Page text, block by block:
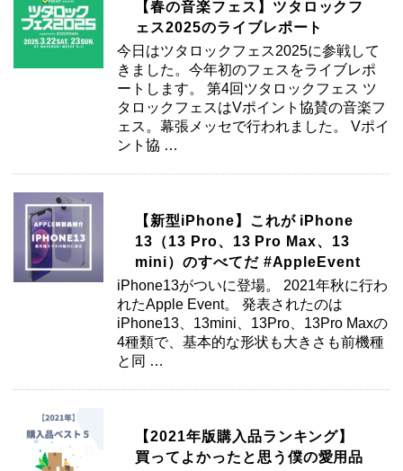
【春の音楽フェス】ツタロックフ
ェス2025のライブレポート
今日はツタロックフェス2025に参戦して
きました。今年初のフェスをライブレポ
ートします。 第4回ツタロックフェス ツ
タロックフェスはVポイント協賛の音楽フ
ェス。幕張メッセで行われました。 Vポイ
ント協 …
【新型iPhone】これが iPhone
13（13 Pro、13 Pro Max、13
mini）のすべてだ #AppleEvent
iPhone13がついに登場。 2021年秋に行わ
れたApple Event。 発表されたのは
iPhone13、13mini、13Pro、13Pro Maxの
4種類で、基本的な形状も大きさも前機種
と同 …
【2021年版購入品ランキング】
買ってよかったと思う僕の愛用品